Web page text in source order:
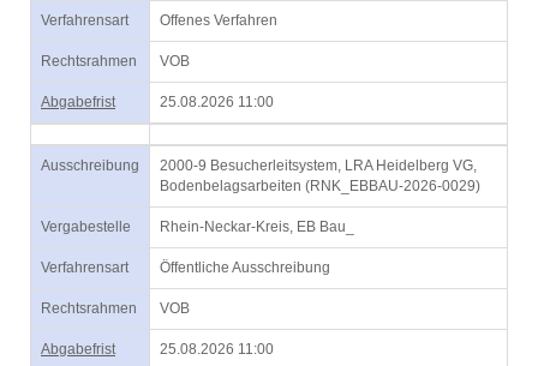
Verfahrensart Offenes Verfahren
Rechtsrahmen VOB
Abgabefrist 25.08.2026 11:00
Ausschreibung
2000-9 Besucherleitsystem, LRA Heidelberg VG,
Bodenbelagsarbeiten (RNK_EBBAU-2026-0029)
Vergabestelle Rhein-Neckar-Kreis, EB Bau_
Verfahrensart Öffentliche Ausschreibung
Rechtsrahmen VOB
Abgabefrist 25.08.2026 11:00